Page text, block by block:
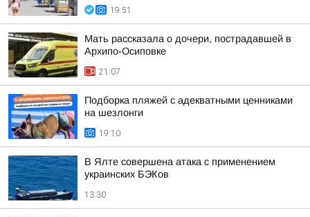
19:51
Мать рассказала о дочери, пострадавшей в
Архипо-Осиповке
21:07
Подборка пляжей с адекватными ценниками
на шезлонги
19:10
В Ялте совершена атака с применением
украинских БЭКов
13:30